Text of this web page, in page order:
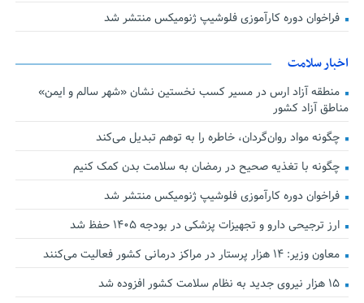
فراخوان دوره کارآموزی فلوشیپ ژنومیکس منتشر شد
اخبار سلامت
منطقه آزاد ارس در مسیر کسب نخستین نشان «شهر سالم و ایمن»
مناطق آزاد کشور
چگونه مواد روان‌گردان، خاطره را به توهم تبدیل می‌کند
چگونه با تغذیه صحیح در رمضان به سلامت بدن کمک کنیم
فراخوان دوره کارآموزی فلوشیپ ژنومیکس منتشر شد
ارز ترجیحی دارو و تجهیزات پزشکی در بودجه ۱۴۰۵ حفظ شد
معاون وزیر: ۱۴ هزار پرستار در مراکز درمانی کشور فعالیت می‌کنند
۱۵ هزار نیروی جدید به نظام سلامت کشور افزوده شد